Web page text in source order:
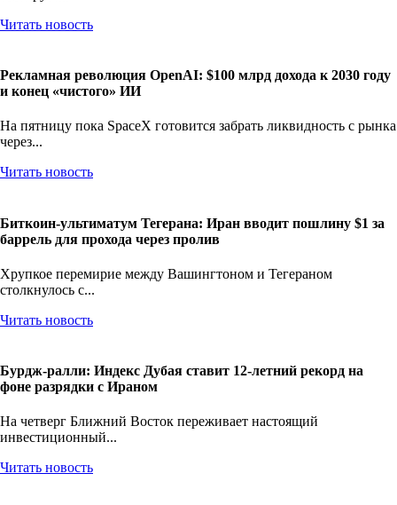
Читать новость
Рекламная революция OpenAI: $100 млрд дохода к 2030 году
и конец «чистого» ИИ
На пятницу пока SpaceX готовится забрать ликвидность с рынка
через...
Читать новость
Биткоин-ультиматум Тегерана: Иран вводит пошлину $1 за
баррель для прохода через пролив
Хрупкое перемирие между Вашингтоном и Тегераном
столкнулось с...
Читать новость
Бурдж-ралли: Индекс Дубая ставит 12-летний рекорд на
фоне разрядки с Ираном
На четверг Ближний Восток переживает настоящий
инвестиционный...
Читать новость